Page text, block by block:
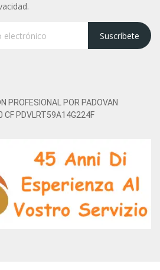
Suscríbete
PROFESIONAL POR PADOVAN
CF PDVLRT59A14G224F